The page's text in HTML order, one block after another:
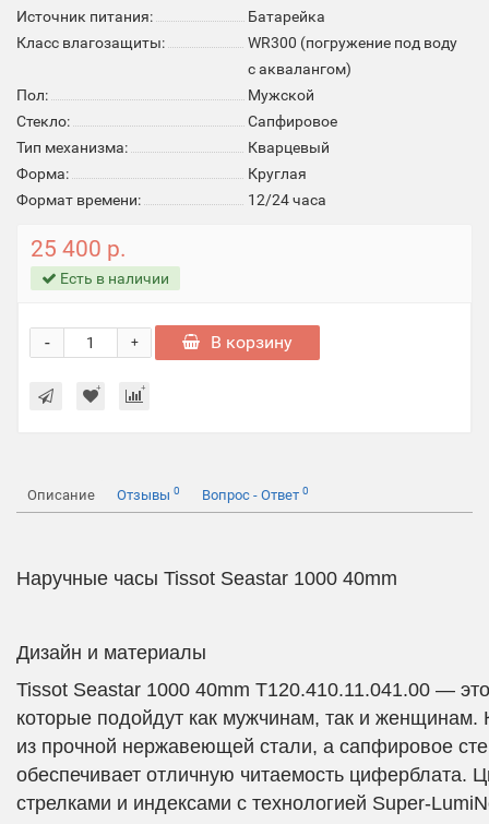
Источник питания:
Батарейка
Класс влагозащиты:
WR300 (погружение под воду
с аквалангом)
Пол:
Мужской
Стекло:
Cапфировое
Тип механизма:
Кварцевый
Форма:
Круглая
Формат времени:
12/24 часа
25 400 р.
Есть в наличии
+
- В корзину
Описание Отзывы 0 Вопрос - Ответ 0
Наручные часы Tissot Seastar 1000 40mm
Дизайн и материалы
Tissot Seastar 1000 40mm T120.410.11.041.00 —
которые подойдут как мужчинам, так и
из прочной нержавеющей стали, а сапфировое
обеспечивает отличную читаемость циферблата.
стрелками и индексами с технологией Super-